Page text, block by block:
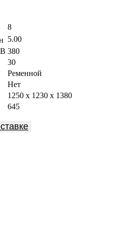
8
5.00
380
30
Ременной
Нет
1250 x 1230 x 1380
645